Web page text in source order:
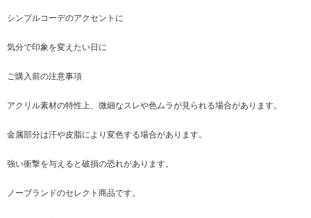
シンプルコーデのアクセントに
気分で印象を変えたい日に
ご購入前の注意事項
アクリル素材の特性上、微細なスレや色ムラが見られる場合があります。
金属部分は汗や皮脂により変色する場合があります。
強い衝撃を与えると破損の恐れがあります。
ノーブランドのセレクト商品です。